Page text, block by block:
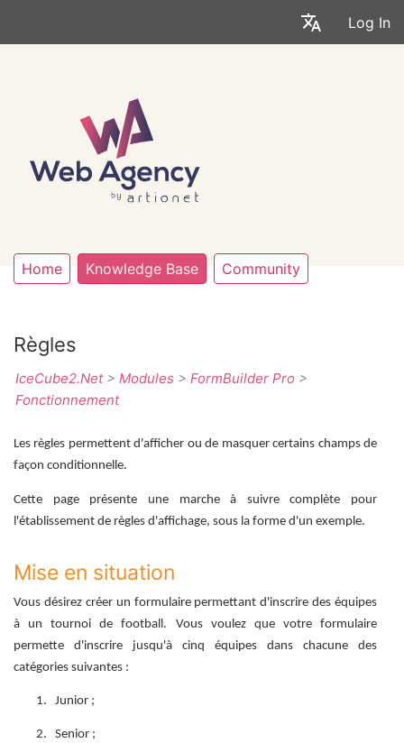
Log In
Home Knowledge Base Community
Règles
IceCube2.Net> Modules > FormBuilder Pro >
Fonctionnement
Les règles permettent d'afficher ou de masquer certains champs de
façon conditionnelle.
Cette page présente une marche à suivre complète pour
l'établissement de règles d'affichage, sous la forme d'un exemple.
Mise en situation
Vous désirez créer un formulaire permettant d'inscrire des équipes
à un tournoi de football. Vous voulez que votre formulaire
permette d'inscrire jusqu'à cinq équipes dans chacune des
catégories suivantes :
Junior ;
Senior ;